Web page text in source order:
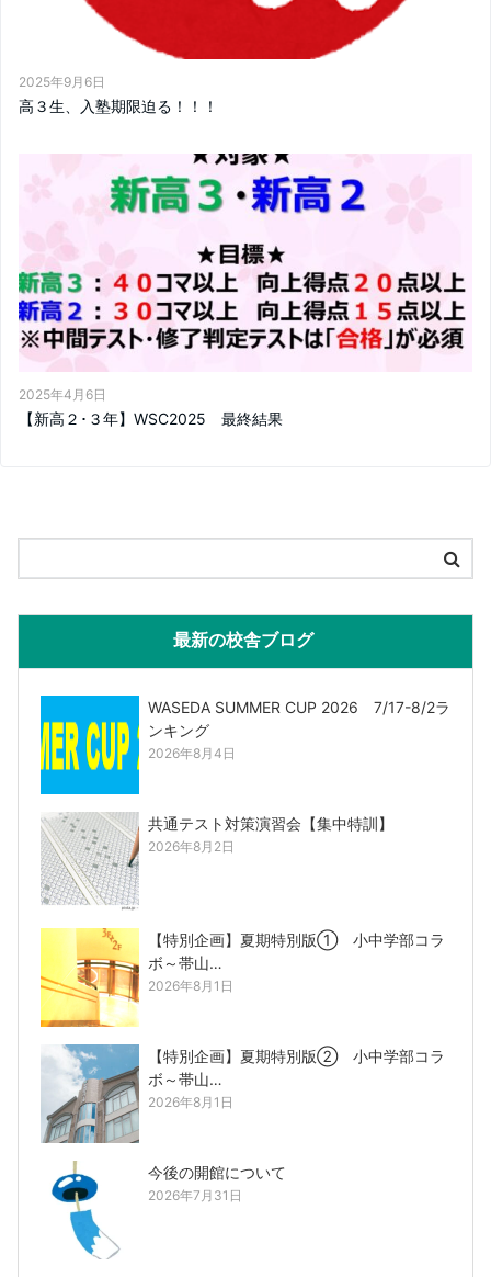
2025年9月6日
高３生、入塾期限迫る！！！
2025年4月6日
【新高２･３年】WSC2025 最終結果
最新の校舎ブログ
WASEDA SUMMER CUP 2026 7/17-8/2ラ
ンキング
2026年8月4日
共通テスト対策演習会【集中特訓】
2026年8月2日
【特別企画】夏期特別版① 小中学部コラ
ボ～帯山…
2026年8月1日
【特別企画】夏期特別版② 小中学部コラ
ボ～帯山…
2026年8月1日
今後の開館について
2026年7月31日